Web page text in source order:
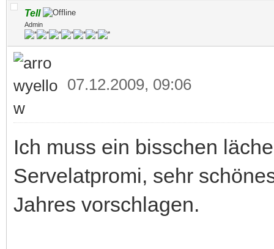
Tell
Admin
07.12.2009, 09:06
Ich muss ein bisschen
Servelatpromi, sehr
Jahres vorschlagen.